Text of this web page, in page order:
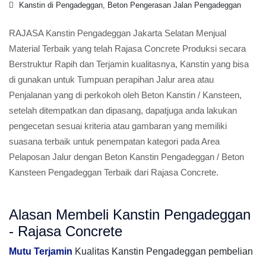
Kanstin di Pengadeggan, Beton Pengerasan Jalan Pengadeggan
RAJASA Kanstin Pengadeggan Jakarta Selatan Menjual
Material Terbaik yang telah Rajasa Concrete Produksi secara
Berstruktur Rapih dan Terjamin kualitasnya, Kanstin yang bisa
di gunakan untuk Tumpuan perapihan Jalur area atau
Penjalanan yang di perkokoh oleh Beton Kanstin / Kansteen,
setelah ditempatkan dan dipasang, dapatjuga anda lakukan
pengecetan sesuai kriteria atau gambaran yang memiliki
suasana terbaik untuk penempatan kategori pada Area
Pelaposan Jalur dengan Beton Kanstin Pengadeggan / Beton
Kansteen Pengadeggan Terbaik dari Rajasa Concrete.
Alasan Membeli Kanstin Pengadeggan
- Rajasa Concrete
Mutu Terjamin Kualitas Kanstin Pengadeggan pembelian